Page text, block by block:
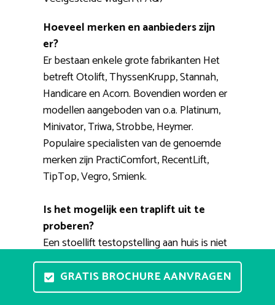
Hoeveel merken en aanbieders zijn
er?
Er bestaan enkele grote fabrikanten Het
betreft Otolift, ThyssenKrupp, Stannah,
Handicare en Acorn. Bovendien worden er
modellen aangeboden van o.a. Platinum,
Minivator, Triwa, Strobbe, Heymer.
Populaire specialisten van de genoemde
merken zijn PractiComfort, RecentLift,
TipTop, Vegro, Smienk.
Is het mogelijk een traplift uit te
proberen?
Een stoellift testopstelling aan huis is niet
haalbaar. Er bestaan tal van showrooms
waar u meerdere modellen kunt zien en
waar u de diverse types zelf kunt ervaren.
GRATIS BROCHURE AANVRAGEN